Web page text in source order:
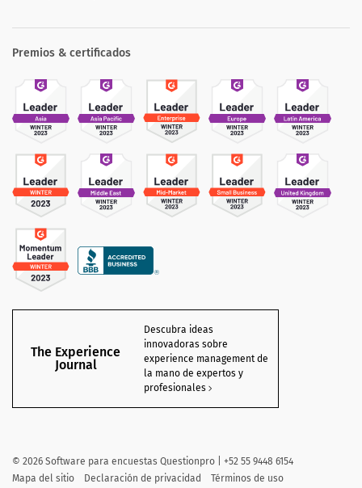
Premios & certificados
The Experience
Journal
Descubra ideas
innovadoras sobre
experience management de
la mano de expertos y
profesionales
© 2026 Software para encuestas Questionpro | +52 55 9448 6154
Mapa del sitio
Declaración de privacidad Términos de uso